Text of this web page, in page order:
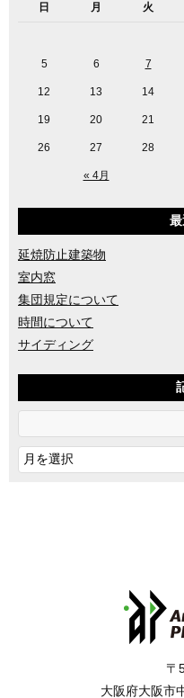
日 月 火
« 4月
5 6 7
12 13 14
19 20 21
26 27 28
延焼防止建築物
室内窓
集団規定について
時間について
サイディング
〒
大阪府大阪市